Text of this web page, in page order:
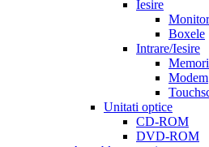
Iesire
Monitor
Boxele
Intrare/Iesire
Modem
Unitati optice
CD-ROM
DVD-ROM